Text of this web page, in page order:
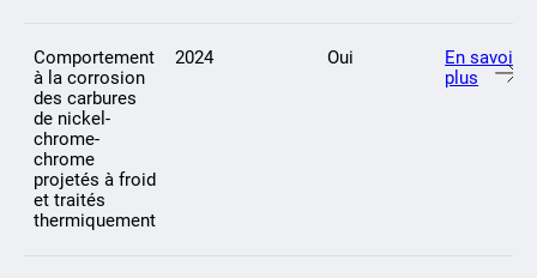
Comportement
à la corrosion
des carbures
de nickel-
chrome-
chrome
projetés à froid
et traités
thermiquement
2024 Oui
En savoir
plus